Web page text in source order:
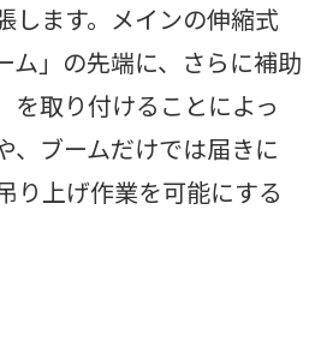
します。メインの伸縮式
ム」の先端に、さらに補助
を取り付けることによっ
、ブームだけでは届きに
り上げ作業を可能にする